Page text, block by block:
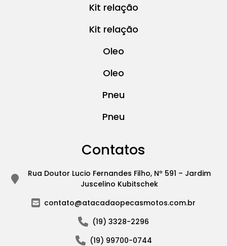
Kit relação
Kit relação
Oleo
Oleo
Pneu
Pneu
Contatos
Rua Doutor Lucio Fernandes Filho, Nº 591 – Jardim
Juscelino Kubitschek
contato@atacadaopecasmotos.com.br
(19) 3328-2296
(19) 99700-0744